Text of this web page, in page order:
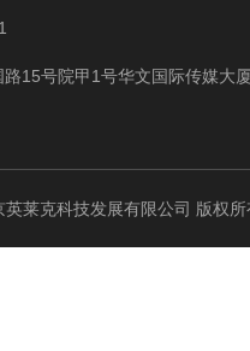
15号院甲1号华文国际传媒大
英莱克科技发展有限公司 版